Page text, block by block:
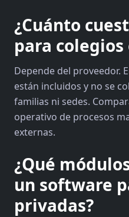
¿Cuánto
para
Depende del proveedor.
están incluidos y no se
familias ni sedes.
operativo de procesos
externas.
¿Qué
un software
privadas?